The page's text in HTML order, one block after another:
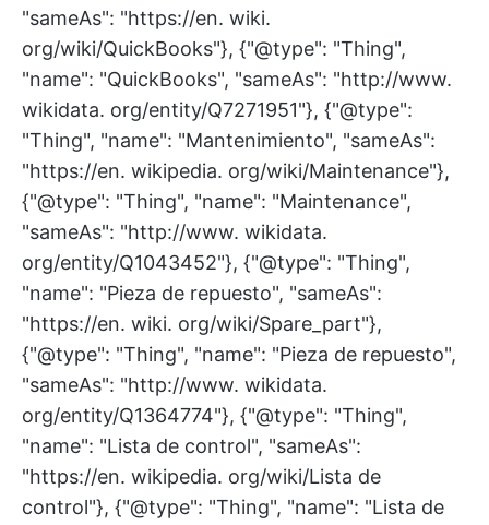
"sameAs": "https://en. wiki.
org/wiki/QuickBooks"}, {"@type": "Thing",
"name": "QuickBooks", "sameAs": "http://www.
wikidata. org/entity/Q7271951"}, {"@type":
"Thing", "name": "Mantenimiento", "sameAs":
"https://en. wikipedia. org/wiki/Maintenance"},
{"@type": "Thing", "name": "Maintenance",
"sameAs": "http://www. wikidata.
org/entity/Q1043452"}, {"@type": "Thing",
"name": "Pieza de repuesto", "sameAs":
"https://en. wiki. org/wiki/Spare_part"},
{"@type": "Thing", "name": "Pieza de repuesto",
"sameAs": "http://www. wikidata.
org/entity/Q1364774"}, {"@type": "Thing",
"name": "Lista de control", "sameAs":
"https://en. wikipedia. org/wiki/Lista de
control"}, {"@type": "Thing", "name": "Lista de